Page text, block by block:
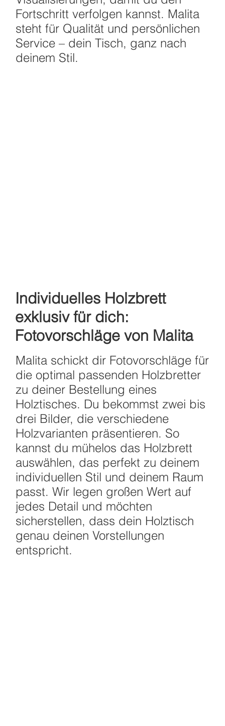
Fortschritt verfolgen kannst. Malita
steht für Qualität und persönlichen
Service – dein Tisch, ganz nach
deinem Stil.
Individuelles Holzbrett
exklusiv für dich:
Fotovorschläge von Malita
Malita schickt dir Fotovorschläge für
die optimal passenden Holzbretter
zu deiner Bestellung eines
Holztisches. Du bekommst zwei bis
drei Bilder, die verschiedene
Holzvarianten präsentieren. So
kannst du mühelos das Holzbrett
auswählen, das perfekt zu deinem
individuellen Stil und deinem Raum
passt. Wir legen großen Wert auf
jedes Detail und möchten
sicherstellen, dass dein Holztisch
genau deinen Vorstellungen
entspricht.